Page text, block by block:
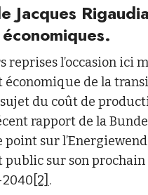
Jacques
reprises l’occasion ici
économique de la
du coût de
rapport de la
sur
public sur son
[2] .